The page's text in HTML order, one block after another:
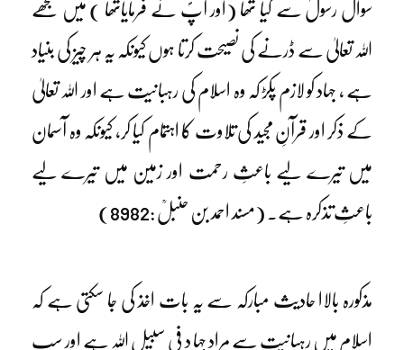
سوال رسولؐ سے کیا تھا (اور آپؐ نے فرمایاتھا ) میں تجھے
اللہ تعالیٰ سے ڈرنے کی نصیحت کرتا ہوں کیونکہ یہ ہر چیز کی بنیاد
ہے ، جہاد کو لازم پکڑ کہ وہ اسلام کی رہبانیت ہے اور اللہ تعالیٰ
کے ذکر اور قرآنِ مجید کی تلاوت کا اہتمام کیا کر، کیونکہ وہ آسمان
میں تیرے لیے باعثِ رحمت اور زمین میں تیرے لیے
باعثِ تذکرہ ہے۔ (مسند احمد بن حنبلؒ :8982)
مذکورہ بالاا حادیث مبارکہ سے یہ بات اخذ کی جا سکتی ہے کہ
اسلام میں رہبانیت سے مراد جہا د فی سبیل اللہ ہے اور سب